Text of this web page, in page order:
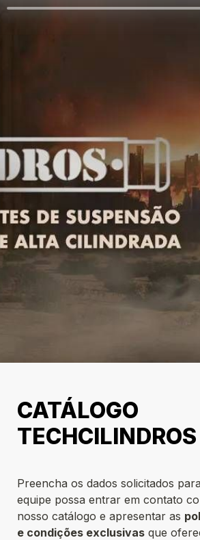
CATÁLOGO
TECHCILINDROS
Preencha os dados solicitados
equipe possa entrar em contato
nosso catálogo e apresentar as
e condições exclusivas que